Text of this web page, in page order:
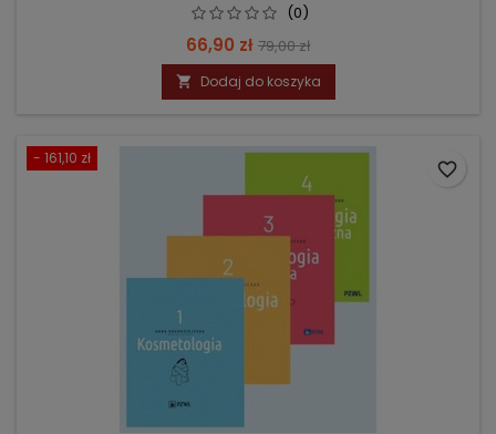
(0)
Cena
66,90 zł Cena
podstawowa
79,00 zł
 Dodaj do koszyka
- 161,10 zł
favorite_border